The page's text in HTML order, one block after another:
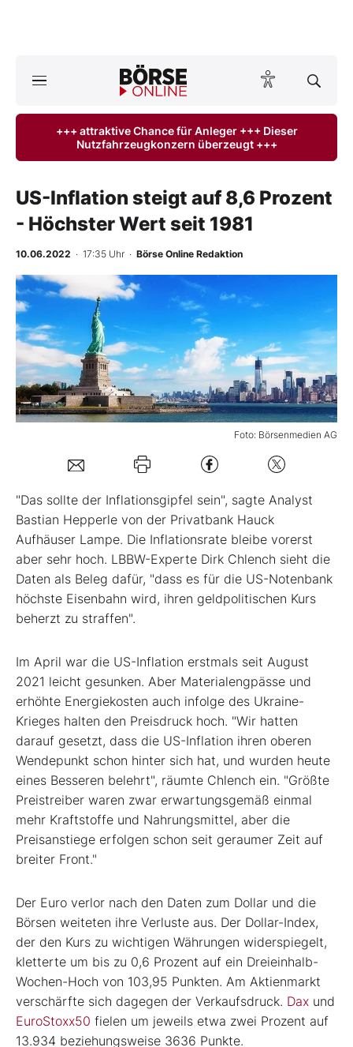
ktuelle Ausgabe BÖRSE ONLINE lesen
Anlageprodukte
Finanz-Check
BO-Musterdepots
Experten
Mein B:O
Kontakt
+++ attraktive Chance für Anleger +++ Dieser
Nutzfahrzeugkonzern überzeugt +++
US-Inflation steigt auf 8,6 Prozent
- Höchster Wert seit 1981
10.06.2022 · 17:35 Uhr · Börse Online Redaktion
Foto: Börsenmedien AG
"Das sollte der Inflationsgipfel sein", sagte Analyst
Bastian Hepperle von der Privatbank Hauck
Aufhäuser Lampe. Die Inflationsrate bleibe vorerst
aber sehr hoch. LBBW-Experte Dirk Chlench sieht die
Daten als Beleg dafür, "dass es für die US-Notenbank
höchste Eisenbahn wird, ihren geldpolitischen Kurs
beherzt zu straffen".
Im April war die US-Inflation erstmals seit August
2021 leicht gesunken. Aber Materialengpässe und
erhöhte Energiekosten auch infolge des Ukraine-
Krieges halten den Preisdruck hoch. "Wir hatten
darauf gesetzt, dass die US-Inflation ihren oberen
Wendepunkt schon hinter sich hat, und wurden heute
eines Besseren belehrt", räumte Chlench ein. "Größte
Preistreiber waren zwar erwartungsgemäß einmal
mehr Kraftstoffe und Nahrungsmittel, aber die
Preisanstiege erfolgen schon seit geraumer Zeit auf
breiter Front."
Der Euro verlor nach den Daten zum Dollar und die
Börsen weiteten ihre Verluste aus. Der Dollar-Index,
der den Kurs zu wichtigen Währungen widerspiegelt,
kletterte um bis zu 0,6 Prozent auf ein Dreieinhalb-
Wochen-Hoch von 103,95 Punkten. Am Aktienmarkt
verschärfte sich dagegen der Verkaufsdruck. Dax und
EuroStoxx50 fielen um jeweils etwa zwei Prozent auf
13.934 beziehungsweise 3636 Punkte.